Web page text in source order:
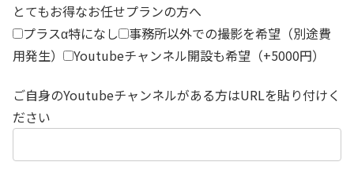
とてもお得なお任せプランの方へ
プラスα特になし
事務所以外での撮影を希望（別途費
用発生）
Youtubeチャンネル開設も希望（+5000円）
ご自身のYoutubeチャンネルがある方はURLを貼り付けく
ださい